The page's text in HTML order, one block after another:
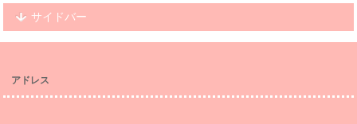
サイドバー
アドレス